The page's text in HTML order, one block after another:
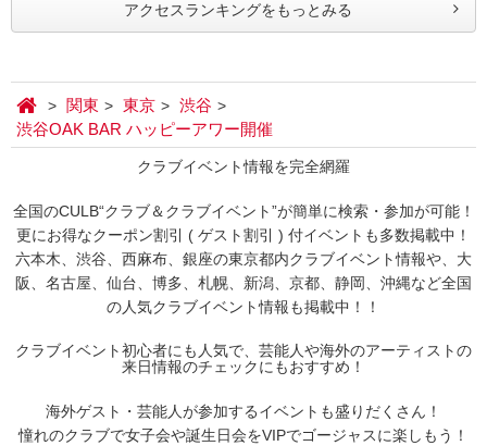
アクセスランキングをもっとみる
関東 東京
渋谷
渋谷OAK BAR ハッピーアワー開催
クラブイベント情報を完全網羅
全国のCULB“クラブ＆クラブイベント”が簡単に検索・参加が可能！
更にお得なクーポン割引 ( ゲスト割引 ) 付イベントも多数掲載中！
六本木、渋谷、西麻布、銀座の東京都内クラブイベント情報や、大
阪、名古屋、仙台、博多、札幌、新潟、京都、静岡、沖縄など全国
の人気クラブイベント情報も掲載中！！
クラブイベント初心者にも人気で、芸能人や海外のアーティストの
来日情報のチェックにもおすすめ！
海外ゲスト・芸能人が参加するイベントも盛りだくさん！
憧れのクラブで女子会や誕生日会をVIPでゴージャスに楽しもう！